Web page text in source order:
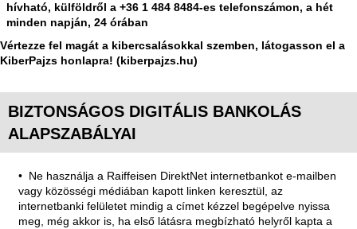
hívható, külföldről a +36 1 484 8484-es telefonszámon, a hét
minden napján, 24 órában
Vértezze fel magát a kibercsalásokkal szemben, látogasson el a
KiberPajzs honlapra! (kiberpajzs.hu)
BIZTONSÁGOS DIGITÁLIS BANKOLÁS
ALAPSZABÁLYAI
Ne használja a Raiffeisen DirektNet internetbankot e-mailben
vagy közösségi médiában kapott linken keresztül, az
internetbanki felületet mindig a címet kézzel begépelve nyissa
meg, még akkor is, ha első látásra megbízható helyről kapta a